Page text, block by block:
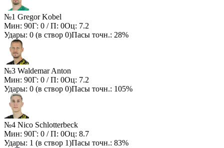
№1 Gregor Kobel
Мин: 90Г: 0 / П: 0Оц: 7.2
Удары: 0 (в створ 0)Пасы точн.: 28%
№3 Waldemar Anton
Мин: 90Г: 0 / П: 0Оц: 7.2
Удары: 0 (в створ 0)Пасы точн.: 105%
№4 Nico Schlotterbeck
Мин: 90Г: 0 / П: 0Оц: 8.7
Удары: 1 (в створ 1)Пасы точн.: 83%